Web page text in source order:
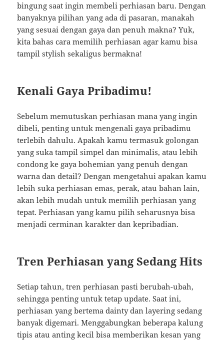
bingung saat ingin membeli perhiasan baru. Dengan
banyaknya pilihan yang ada di pasaran, manakah
yang sesuai dengan gaya dan penuh makna? Yuk,
kita bahas cara memilih perhiasan agar kamu bisa
tampil stylish sekaligus bermakna!
Kenali Gaya Pribadimu!
Sebelum memutuskan perhiasan mana yang ingin
dibeli, penting untuk mengenali gaya pribadimu
terlebih dahulu. Apakah kamu termasuk golongan
yang suka tampil simpel dan minimalis, atau lebih
condong ke gaya bohemian yang penuh dengan
warna dan detail? Dengan mengetahui apakan kamu
lebih suka perhiasan emas, perak, atau bahan lain,
akan lebih mudah untuk memilih perhiasan yang
tepat. Perhiasan yang kamu pilih seharusnya bisa
menjadi cerminan karakter dan kepribadian.
Tren Perhiasan yang Sedang Hits
Setiap tahun, tren perhiasan pasti berubah-ubah,
sehingga penting untuk tetap update. Saat ini,
perhiasan yang bertema dainty dan layering sedang
banyak digemari. Menggabungkan beberapa kalung
tipis atau anting kecil bisa memberikan kesan yang